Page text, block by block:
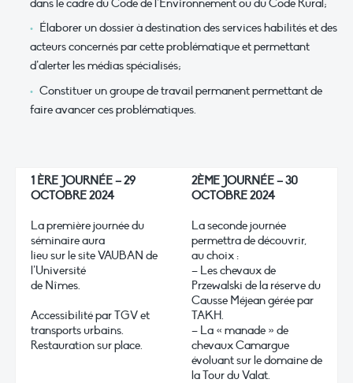
dans le cadre du Code de l’Environnement ou du Code Rural;
Élaborer un dossier à destination des services habilités et des
acteurs concernés par cette problématique et permettant
d’alerter les médias spécialisés;
Constituer un groupe de travail permanent permettant de
faire avancer ces problématiques.
1 ÈRE JOURNÉE – 29
OCTOBRE 2024
La première journée du
séminaire aura
lieu sur le site VAUBAN de
l’Université
de Nîmes.
Accessibilité par TGV et
transports urbains.
Restauration sur place.
2ÈME JOURNÉE – 30
OCTOBRE 2024
La seconde journée
permettra de découvrir,
au choix :
– Les chevaux de
Przewalski de la réserve du
Causse Méjean gérée par
TAKH.
– La « manade » de
chevaux Camargue
évoluant sur le domaine de
la Tour du Valat.